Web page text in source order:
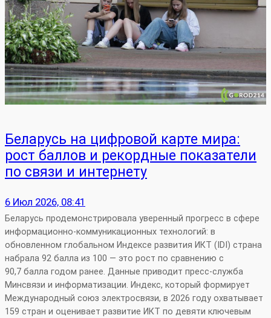
Беларусь на цифровой карте мира:
рост баллов и рекордные показатели
по связи и интернету
6 Июл 2026, 08:41
Беларусь продемонстрировала уверенный прогресс в сфере
информационно‑коммуникационных технологий: в
обновленном глобальном Индексе развития ИКТ (IDI) страна
набрала 92 балла из 100 — это рост по сравнению с
90,7 балла годом ранее. Данные приводит пресс‑служба
Минсвязи и информатизации. Индекс, который формирует
Международный союз электросвязи, в 2026 году охватывает
159 стран и оценивает развитие ИКТ по девяти ключевым